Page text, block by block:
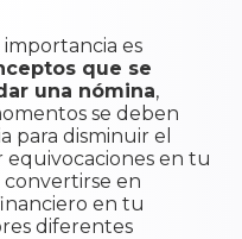
es
que se
una nómina,
se deben
para disminuir el
en tu
en
en tu
diferentes